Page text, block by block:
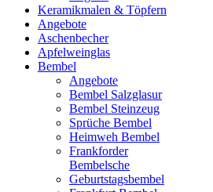
Keramikmalen & Töpfern
Angebote
Aschenbecher
Apfelweinglas
Bembel
Angebote
Bembel Salzglasur
Bembel Steinzeug
Sprüche Bembel
Heimweh Bembel
Frankforder
Bembelsche
Geburtstagsbembel